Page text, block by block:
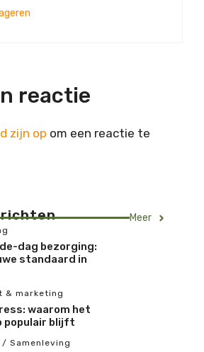
reactie
zijn op om een reactie te
Meer
dag bezorging:
standaard in
& marketing
waarom het
populair blijft
Samenleving